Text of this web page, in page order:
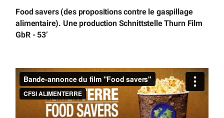
Food savers (des propositions contre le gaspillage
alimentaire). Une production Schnittstelle Thurn Film
GbR - 53’